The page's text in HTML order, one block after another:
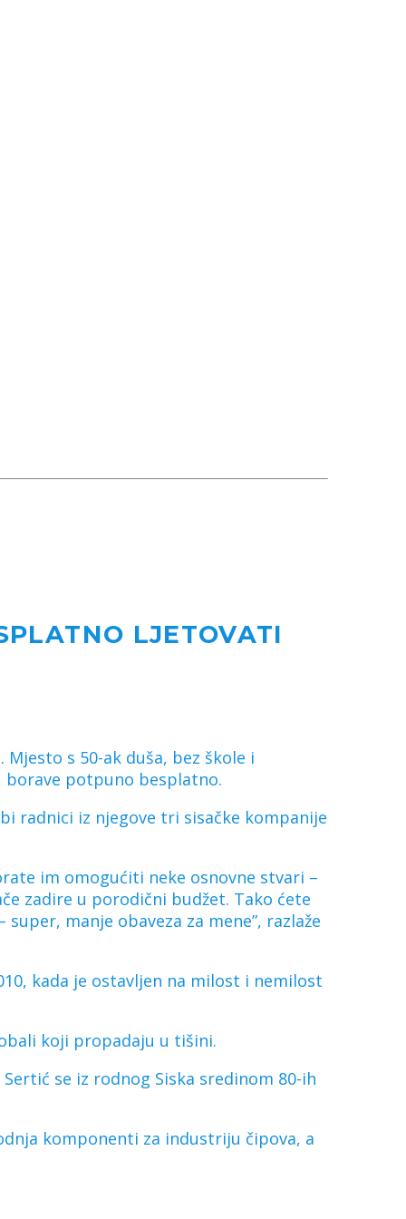
LJETOVATI
s 50-ak duša, bez škole i
borave potpuno besplatno.
radnici iz njegove tri sisačke kompanije
im omogućiti neke osnovne stvari –
zadire u porodični budžet. Tako ćete
manje obaveza za mene”, razlaže
kada je ostavljen na milost i nemilost
koji propadaju u tišini.
se iz rodnog Siska sredinom 80-ih
komponenti za industriju čipova, a